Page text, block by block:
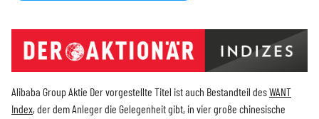
Alibaba Group Aktie Der vorgestellte Titel ist auch Bestandteil desWANT
Index, der dem Anleger die Gelegenheit gibt, in vier große chinesische